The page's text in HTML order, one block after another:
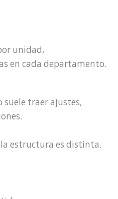
unidad,
en cada departamento.
traer ajustes,
estructura es distinta.